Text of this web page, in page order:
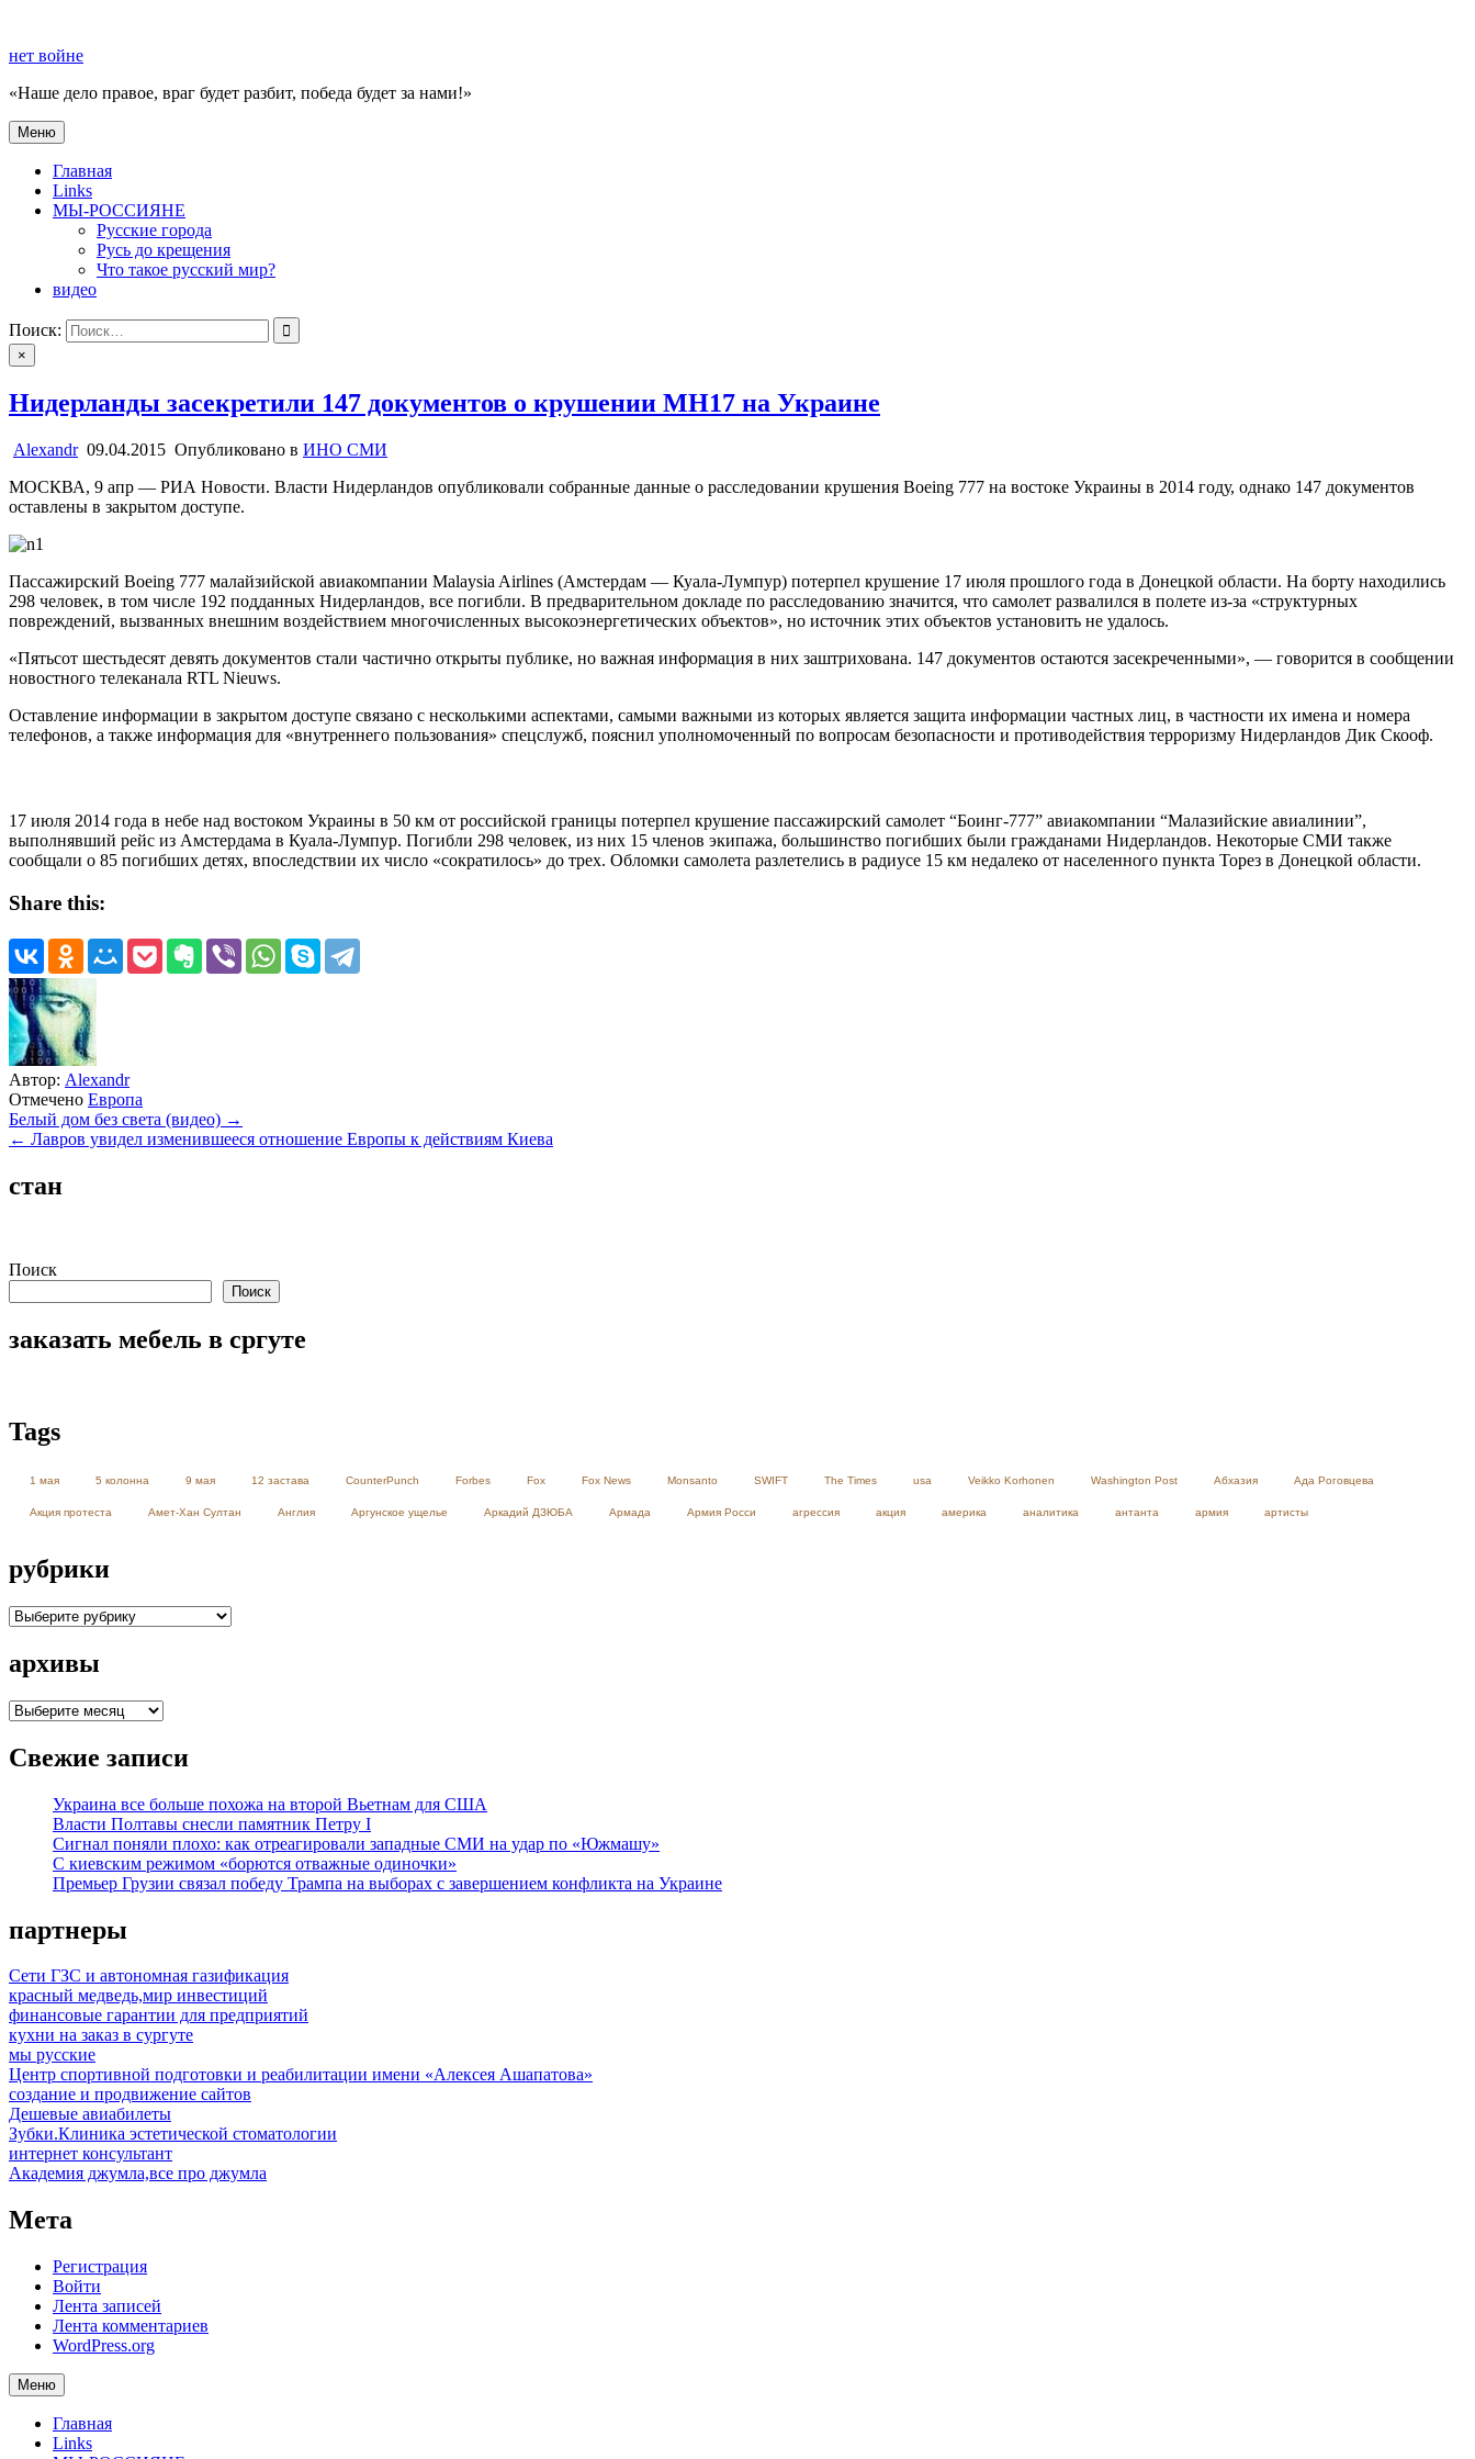
содержимому
нет войне
«Наше дело правое, враг будет разбит, победа будет за нами!»
нет войне
«Наше дело правое, враг будет разбит, победа будет за нами!»
Меню
Главная
Links
МЫ-РОССИЯНЕ
Русские города
Русь до крещения
Что такое русский мир?
видео
Поиск:
×
Нидерланды засекретили 147 документов о крушении MH17 на Украине
Alexandr 09.04.2015 Опубликовано в ИНО СМИ
МОСКВА, 9 апр — РИА Новости. Власти Нидерландов опубликовали собранные данные о расследовании крушения Boeing 777 на востоке Украины в 2014 году, однако 147 документов
оставлены в закрытом доступе.
Пассажирский Boeing 777 малайзийской авиакомпании Malaysia Airlines (Амстердам — Куала-Лумпур) потерпел крушение 17 июля прошлого года в Донецкой области. На борту находились
298 человек, в том числе 192 подданных Нидерландов, все погибли. В предварительном докладе по расследованию значится, что самолет развалился в полете из-за «структурных
повреждений, вызванных внешним воздействием многочисленных высокоэнергетических объектов», но источник этих объектов установить не удалось.
«Пятьсот шестьдесят девять документов стали частично открыты публике, но важная информация в них заштрихована. 147 документов остаются засекреченными», — говорится в сообщении
новостного телеканала RTL Nieuws.
Оставление информации в закрытом доступе связано с несколькими аспектами, самыми важными из которых является защита информации частных лиц, в частности их имена и номера
телефонов, а также информация для «внутреннего пользования» спецслужб, пояснил уполномоченный по вопросам безопасности и противодействия терроризму Нидерландов Дик Скооф.
17 июля 2014 года в небе над востоком Украины в 50 км от российской границы потерпел крушение пассажирский самолет “Боинг-777” авиакомпании “Малазийские авиалинии”,
выполнявший рейс из Амстердама в Куала-Лумпур. Погибли 298 человек, из них 15 членов экипажа, большинство погибших были гражданами Нидерландов. Некоторые СМИ также
сообщали о 85 погибших детях, впоследствии их число «сократилось» до трех. Обломки самолета разлетелись в радиусе 15 км недалеко от населенного пункта Торез в Донецкой области.
Share this:
Автор: Alexandr
Отмечено Европа
Навигация
по
записям
Белый дом без света (видео) →
← Лавров увидел изменившееся отношение Европы к действиям Киева
стан
Поиск
Поиск
заказать мебель в сргуте
Tags
1 мая 5 колонна 9 мая 12 застава CounterPunch Forbes Fox Fox News Monsanto SWIFT The Times usa Veikko Korhonen Washington Post Абхазия Ада Роговцева
Акция протеста Амет-Хан Султан Англия Аргунское ущелье Аркадий ДЗЮБА Армада Армия Росси агрессия акция америка аналитика антанта армия артисты
рубрики
рубрики
архивы
архивы
Свежие записи
Украина все больше похожа на второй Вьетнам для США
Власти Полтавы снесли памятник Петру I
Сигнал поняли плохо: как отреагировали западные СМИ на удар по «Южмашу»
С киевским режимом «борются отважные одиночки»
Премьер Грузии связал победу Трампа на выборах с завершением конфликта на Украине
партнеры
Сети ГЗС и автономная газификация
красный медведь,мир инвестиций
финансовые гарантии для предприятий
кухни на заказ в сургуте
мы русские
Центр спортивной подготовки и реабилитации имени «Алексея Ашапатова»
создание и продвижение сайтов
Дешевые авиабилеты
Зубки.Клиника эстетической стоматологии
интернет консультант
Академия джумла,все про джумла
Мета
Регистрация
Войти
Лента записей
Лента комментариев
WordPress.org
Меню
Главная
Links